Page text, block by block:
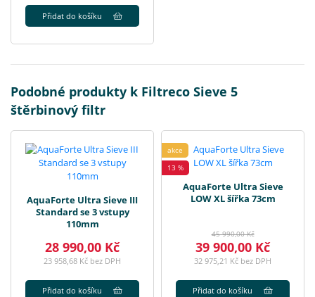
Přidat do košíku
Podobné produkty k Filtreco Sieve 5
štěrbinový filtr
AquaForte Ultra Sieve III
Standard se 3 vstupy
110mm
28 990,00 Kč
23 958,68 Kč bez DPH
Přidat do košíku
akce
13 %
AquaForte Ultra Sieve
LOW XL šířka 73cm
45 990,00 Kč
39 900,00 Kč
32 975,21 Kč bez DPH
Přidat do košíku